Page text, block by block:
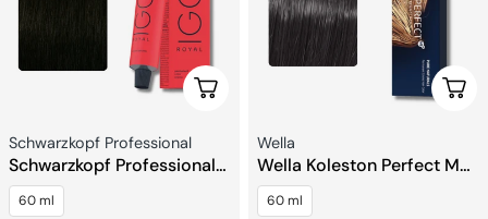
Wählen Sie Optionen
Verkäufer:
Schwarzkopf Professional
Schwarzkopf Professional
Igora Royal Permanente
Haarfarben
60 ml
Verkäufer:
Wella
Wella Koleston Perfect Me+
Permanent Creme
Haarfarbe
60 ml